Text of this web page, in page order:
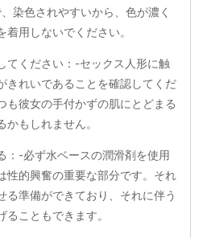
染色されやすいから、色が濃く
用しないでください。
てください：-セックス人形に触
きれいであることを確認してくだ
も彼女の手付かずの肌にとどまる
もしれません。
：-必ず水ベースの潤滑剤を使用
性的興奮の重要な部分です。それ
る準備ができており、それに伴う
こともできます。